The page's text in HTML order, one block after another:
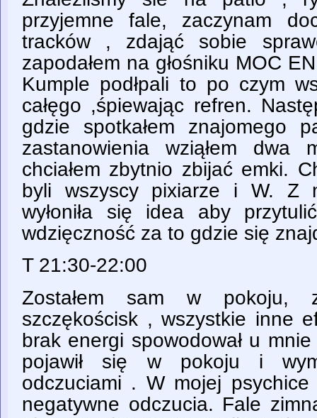
przyjemne fale, zaczynam
tracków , zdająć sobie
zapodałem na głośniku MOC
Kumple podłpali to po czym
całęgo ,śpiewając refren.
gdzie spotkałem znajomego
zastanowienia wziąłem dwa
chciałem zbytnio zbijać emki.
byli wszyscy pixiarze i W. Z
wyłoniła się idea aby
wdzięczność za to gdzie się
T 21:30-22:00
Zostałem sam w pokoju,
szczękościsk , wszystkie inne
brak energi spowodował u
pojawił się w pokoju i
odczuciami . W mojej psychice
negatywne odczucia. Fale